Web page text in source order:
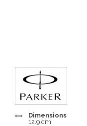
Dimensions
12.9 cm